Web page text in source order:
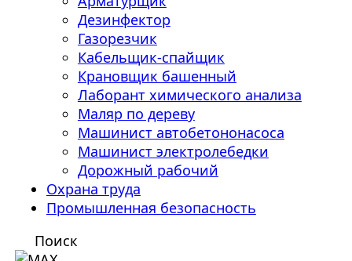
Дезинфектор
Газорезчик
Кабельщик-спайщик
Крановщик башенный
Лаборант химического анализа
Маляр по дереву
Машинист автобетононасоса
Машинист электролебедки
Дорожный рабочий
Охрана труда
Промышленная безопасность
Поиск